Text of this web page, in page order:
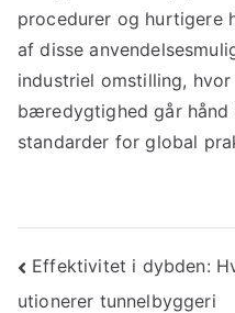
procedurer og hurtigere
af disse
industriel omstilling,
bæredygtighed går
standarder for global
Effektivitet i dybden:
utionerer tunnelbyggeri